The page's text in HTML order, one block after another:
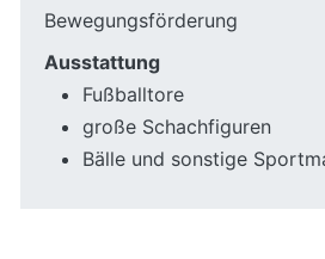
Bewegungsförderung
Ausstattung
Fußballtore
große Schachfiguren
Bälle und sonstige